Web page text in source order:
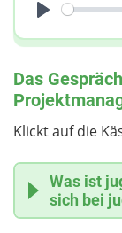
Das
Klickt auf die
Was ist
sich bei